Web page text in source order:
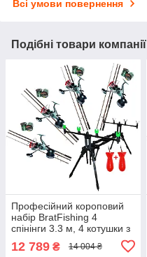
Всі умови повернення
Подібні товари компанії
Професійний короповий
набір BratFishing 4
спінінги 3.3 м, 4 котушки з
бейтранером, 4 волосіні,
род-под
12 789 ₴ 14 004 ₴